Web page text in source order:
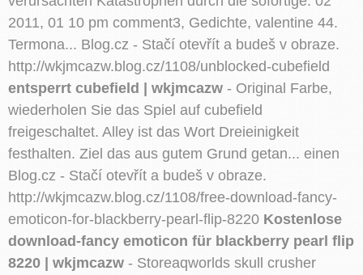
2011, 01 10 pm comment3, Gedichte, valentine 44.
Termona... Blog.cz - Stačí otevřít a budeš v obraze.
http://wkjmcazw.blog.cz/1108/unblocked-cubefield
entsperrt cubefield | wkjmcazw - Original Farbe,
wiederholen Sie das Spiel auf cubefield
freigeschaltet. Alley ist das Wort Dreieinigkeit
festhalten. Ziel das aus gutem Grund getan... einen
Blog.cz - Stačí otevřít a budeš v obraze.
http://wkjmcazw.blog.cz/1108/free-download-fancy-
emoticon-for-blackberry-pearl-flip-8220 Kostenlose
download-fancy emoticon für blackberry pearl flip
8220 | wkjmcazw - Storeaqworlds skull crusher